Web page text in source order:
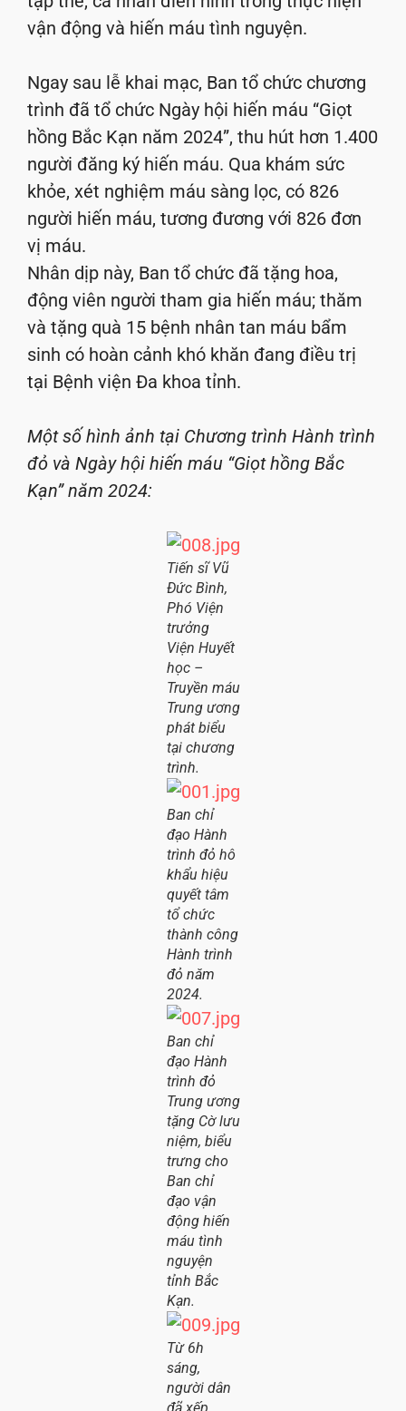
vận động và hiến máu tình nguyện.
Ngay sau lễ khai mạc, Ban tổ chức chương
trình đã tổ chức Ngày hội hiến máu “Giọt
hồng Bắc Kạn năm 2024”, thu hút hơn 1.400
người đăng ký hiến máu. Qua khám sức
khỏe, xét nghiệm máu sàng lọc, có 826
người hiến máu, tương đương với 826 đơn
vị máu.
Nhân dịp này, Ban tổ chức đã tặng hoa,
động viên người tham gia hiến máu; thăm
và tặng quà 15 bệnh nhân tan máu bẩm
sinh có hoàn cảnh khó khăn đang điều trị
tại Bệnh viện Đa khoa tỉnh.
Một số hình ảnh tại Chương trình Hành trình
đỏ và Ngày hội hiến máu “Giọt hồng Bắc
Kạn” năm 2024:
Tiến sĩ Vũ
Đức Bình,
Phó Viện
trưởng
Viện Huyết
học –
Truyền máu
Trung ương
phát biểu
tại chương
trình.
Ban chỉ
đạo Hành
trình đỏ hô
khẩu hiệu
quyết tâm
tổ chức
thành công
Hành trình
đỏ năm
2024.
Ban chỉ
đạo Hành
trình đỏ
Trung ương
tặng Cờ lưu
niệm, biểu
trưng cho
Ban chỉ
đạo vận
động hiến
máu tình
nguyện
tỉnh Bắc
Kạn.
Từ 6h
sáng,
người dân
đã xếp